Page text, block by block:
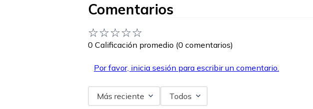
Comentarios
☆☆☆☆☆
0 Calificación promedio (0 comentarios)
Por favor, inicia sesión para escribir un comentario.
Más reciente Todos